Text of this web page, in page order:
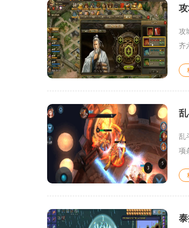
攻
齐
乱
项